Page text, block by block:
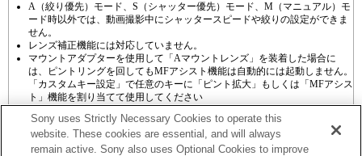
A（絞り優先）モード、S（シャッター優先）モード、M（マニュアル）モ
ード時以外では、動画撮影中にシャッタースピードや絞りの設定ができま
せん。
レンズ補正機能には対応していません。
マウントアダプターを使用して「Aマウントレンズ」を装着した場合に
は、ピントリングを回してもMFアシスト機能は自動的には起動しません。
「カスタムキー設定」で任意のキーに「ピント拡大」もしくは「MFアシス
ト」機能を割り当てて使用してください
Sony uses Strictly Necessary Cookies to operate this
website. These cookies are essential, and will always
remain active. Sony also uses Optional Cookies to improve